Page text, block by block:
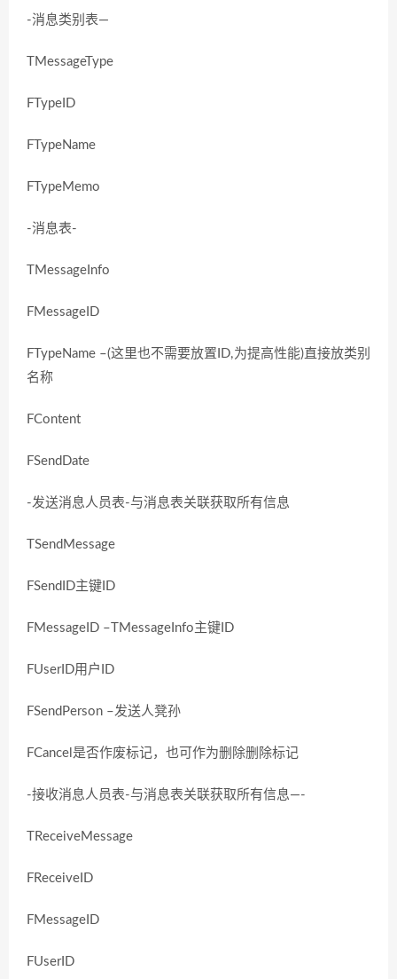
-消息类别表—
TMessageType
FTypeID
FTypeName
FTypeMemo
-消息表-
TMessageInfo
FMessageID
FTypeName –(这里也不需要放置ID,为提高性能)直接放类别
名称
FContent
FSendDate
-发送消息人员表-与消息表关联获取所有信息
TSendMessage
FSendID主键ID
FMessageID –TMessageInfo主键ID
FUserID用户ID
FSendPerson –发送人凳孙
FCancel是否作废标记，也可作为删除删除标记
-接收消息人员表-与消息表关联获取所有信息—-
TReceiveMessage
FReceiveID
FMessageID
FUserID